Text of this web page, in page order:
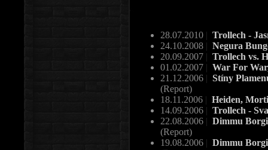
28.07.2010 | Trollech -
24.10.2008 | Negura
20.09.2007 | Trollech vs.
01.02.2007 | War For
21.12.2006 | Stíny
(Report)
18.11.2006 | Heiden,
14.09.2006 | Trollech -
22.08.2006 | Dimmu
(Report)
19.08.2006 | Dimmu